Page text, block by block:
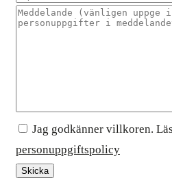
Jag godkänner villkoren.
personuppgiftspolicy